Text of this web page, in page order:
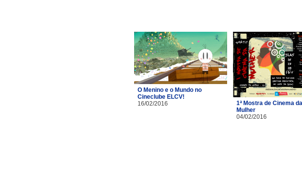
O Menino e o Mundo no
Cineclube ELCV!
16/02/2016
1ª Mostra de Cinema da
Mulher
04/02/2016